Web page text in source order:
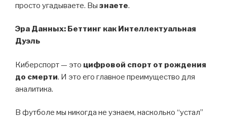
просто угадываете. Вы знаете.
Эра Данных: Беттинг как Интеллектуальная
Дуэль
Киберспорт — это цифровой спорт от рождения
до смерти. И это его главное преимущество для
аналитика.
В футболе мы никогда не узнаем, насколько “устал”